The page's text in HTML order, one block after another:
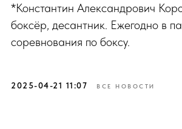
*Константин Александрович
боксёр, десантник. Ежегодно в
соревнования по боксу.
2025-04-21 11:07 ВСЕ НОВОСТИ